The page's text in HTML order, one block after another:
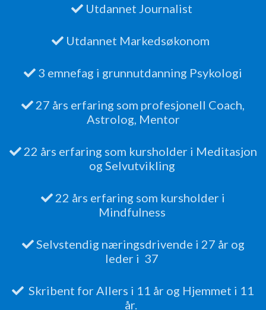
Utdannet Journalist
Utdannet Markedsøkonom
3 emnefag i grunnutdanning Psykologi
27 års erfaring som profesjonell Coach,
Astrolog, Mentor
22 års erfaring som kursholder i Meditasjon
og Selvutvikling
22 års erfaring som kursholder i
Mindfulness
Selvstendig næringsdrivende i 27 år og
leder i 37
Skribent for Allers i 11 år og Hjemmet i 11
år.